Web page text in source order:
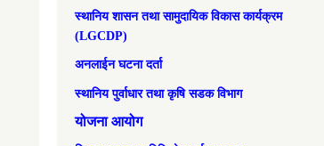
स्थानिय शासन तथा सामुदायिक विकास कार्यक्रम
(LGCDP)
अनलाईन घटना दर्ता
स्थानिय पुर्वाधार तथा कृषि सडक विभाग
योजना आयोग